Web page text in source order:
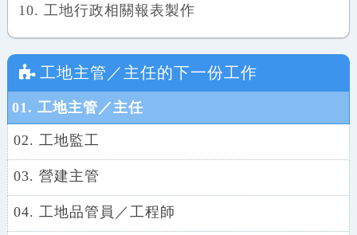
工地行政相關報表製作
工地主管／主任的下一份工作
01. 工地主管／主任
02. 工地監工
03. 營建主管
04. 工地品管員／工程師